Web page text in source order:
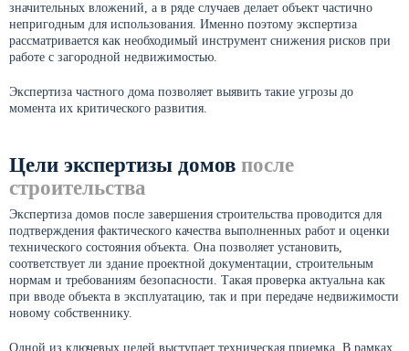
значительных вложений, а в ряде случаев делает объект частично
непригодным для использования. Именно поэтому экспертиза
рассматривается как необходимый инструмент снижения рисков при
работе с загородной недвижимостью.
Экспертиза частного дома позволяет выявить такие угрозы до
момента их критического развития.
Цели экспертизы домов после
строительства
Экспертиза домов после завершения строительства проводится для
подтверждения фактического качества выполненных работ и оценки
технического состояния объекта. Она позволяет установить,
соответствует ли здание проектной документации, строительным
нормам и требованиям безопасности. Такая проверка актуальна как
при вводе объекта в эксплуатацию, так и при передаче недвижимости
новому собственнику.
Одной из ключевых целей выступает техническая приемка. В рамках